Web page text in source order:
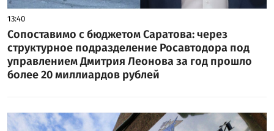
13:40
Сопоставимо с бюджетом Саратова: через
структурное подразделение Росавтодора под
управлением Дмитрия Леонова за год прошло
более 20 миллиардов рублей